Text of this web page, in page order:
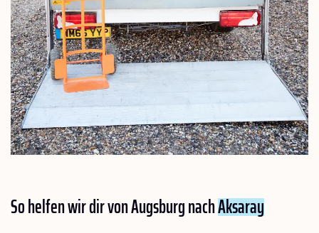
So helfen wir dir von Augsburg nachAksaray